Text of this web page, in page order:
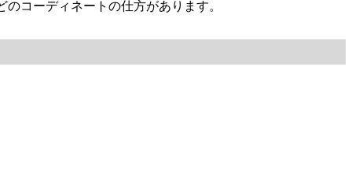
コーディネートの仕方があります。